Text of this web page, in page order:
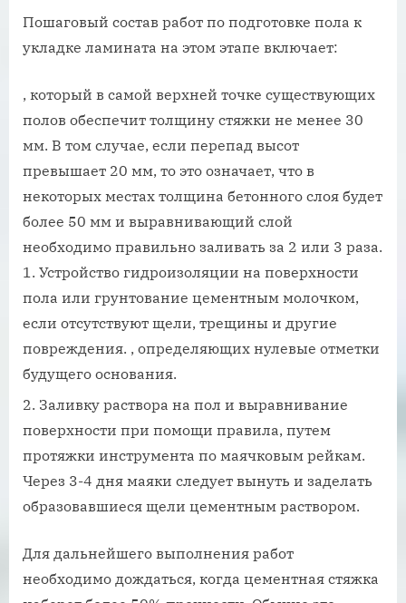
Пошаговый состав работ по подготовке пола к
укладке ламината на этом этапе включает:
, который в самой верхней точке существующих
полов обеспечит толщину стяжки не менее 30
мм. В том случае, если перепад высот
превышает 20 мм, то это означает, что в
некоторых местах толщина бетонного слоя будет
более 50 мм и выравнивающий слой
необходимо правильно заливать за 2 или 3 раза.
Устройство гидроизоляции на поверхности
пола или грунтование цементным молочком,
если отсутствуют щели, трещины и другие
повреждения. , определяющих нулевые отметки
будущего основания.
Заливку раствора на пол и выравнивание
поверхности при помощи правила, путем
протяжки инструмента по маячковым рейкам.
Через 3-4 дня маяки следует вынуть и заделать
образовавшиеся щели цементным раствором.
Для дальнейшего выполнения работ
необходимо дождаться, когда цементная стяжка